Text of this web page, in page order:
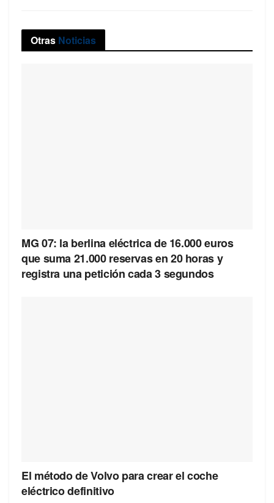
Otras Noticias
MG 07: la berlina eléctrica de 16.000 euros
que suma 21.000 reservas en 20 horas y
registra una petición cada 3 segundos
El método de Volvo para crear el coche
eléctrico definitivo